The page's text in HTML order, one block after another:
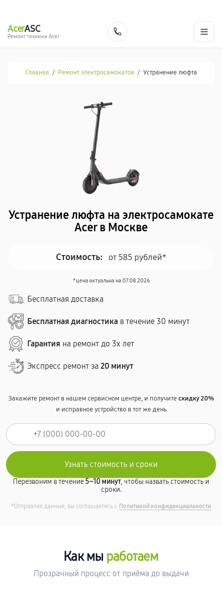
AcerASC
Ремонт техники Acer
Главная / Ремонт электросамокатов / Устранение люфта
Устранение люфта на электросамокате
Acer в Москве
Стоимость: от 585 рублей*
*цена актуальна на 07.08.2026
Бесплатная доставка
Бесплатная диагностика в течение 30 минут
Гарантия на ремонт до 3х лет
Экспресс ремонт за 20 минут
Закажите ремонт в нашем сервисном центре, и получитескидку 20%
и исправное устройство в тот же день
Перезвоним в течение5–10 минут, чтобы назвать стоимость и
сроки.
*Отправляя данные, вы соглашаетесь с Политикой конфиденциальности
Как мы работаем
Прозрачный процесс от приёма до выдачи